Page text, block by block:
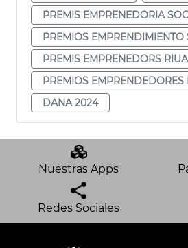
PREMIS EMPRENEDORIA
PREMIOS EMPRENDIMIENTO
PREMIS EMPRENEDORS
PREMIOS
DANA 2024
Nuestras Apps
Redes Sociales